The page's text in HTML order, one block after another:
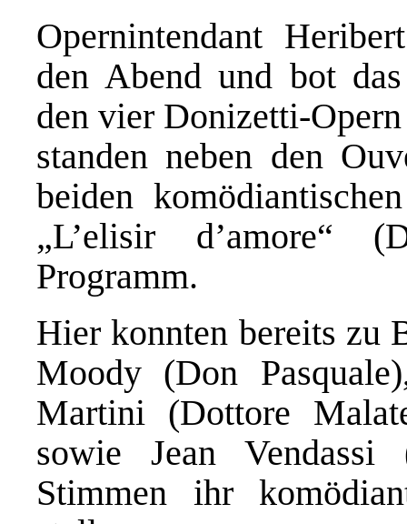
Opernintendant
den Abend und bot
den vier Donizetti-
standen neben den
beiden
„L’elisir d’amore“
Programm.
Hier konnten bereits zu
Moody (Don
Martini (Dottore
sowie Jean
Stimmen ihr